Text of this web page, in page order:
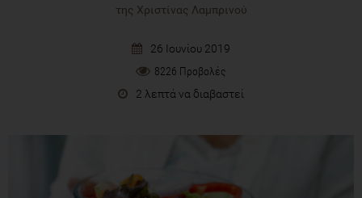
της Χριστίνας Λαμπρινού
26 Ιουνίου 2019
8226 Προβολές
2 λεπτά να διαβαστεί